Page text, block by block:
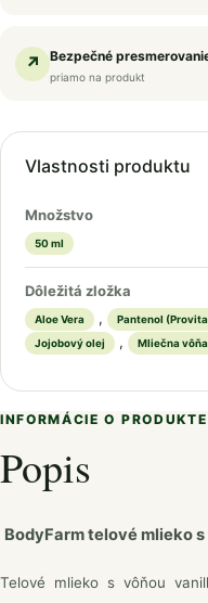
↗ Bezpečné
priamo na produkt
Vlastnosti produktu
Množstvo
50 ml
Dôležitá zložka
Aloe Vera , Pantenol
Jojobový olej , Mliečna vôňa
INFORMÁCIE O PRODUKTE
Popis
BodyFarm telové mlieko
Telové mlieko s vôňou